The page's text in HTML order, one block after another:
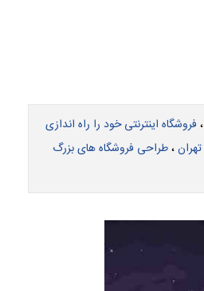
، فروشگاه اینترنتی خود را راه اندازی
،طراحی فروشگاه های بزرگ